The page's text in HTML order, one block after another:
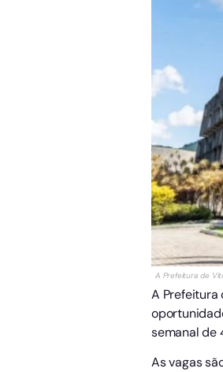
A Prefeitura de
A Prefeitura
semanal de
As vagas